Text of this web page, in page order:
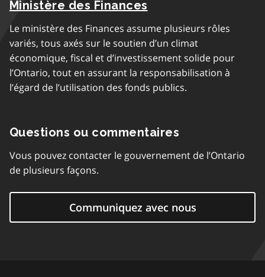
Ministère des Finances
Le ministère des Finances assume plusieurs rôles
variés, tous axés sur le soutien d’un climat
économique, fiscal et d’investissement solide pour
l’Ontario, tout en assurant la responsabilisation à
l’égard de l’utilisation des fonds publics.
Questions ou commentaires
Vous pouvez contacter le gouvernement de l’Ontario
de plusieurs façons.
Communiquez avec nous